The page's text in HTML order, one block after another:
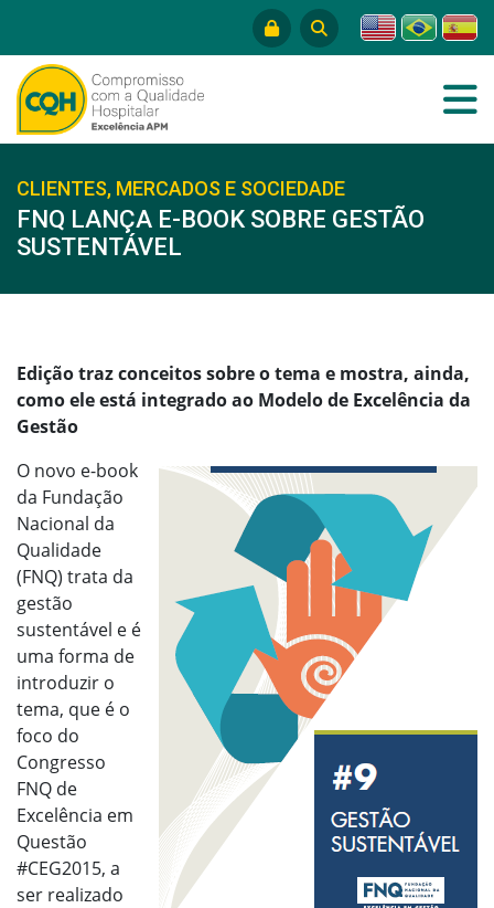
CLIENTES, MERCADOS E SOCIEDADE
FNQ LANÇA E-BOOK SOBRE GESTÃO
SUSTENTÁVEL
Edição traz conceitos sobre o tema e mostra, ainda,
como ele está integrado ao Modelo de Excelência da
Gestão
O novo e-book
da Fundação
Nacional da
Qualidade
(FNQ) trata da
gestão
sustentável e é
uma forma de
introduzir o
tema, que é o
foco do
Congresso
FNQ de
Excelência em
Questão
#CEG2015, a
ser realizado